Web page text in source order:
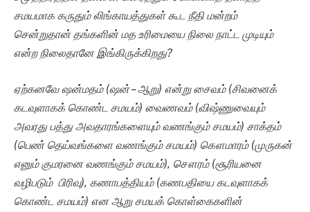
சமயமாக கருதும் லிங்காயத்துகள் கூட நீதி மன்றம்
சென்றுதான் தங்களின் மத உரிமையை நிலை நாட்ட முடியும்
என்ற நிலைதானே இங்கிருக்கிறது?
ஏற்கனவே ஷன்மதம் (ஷன் – ஆறு) என்று சைவம் (சிவனைக்
கடவுளாகக் கொண்ட சமயம்) வைணவம் (விஷ்ணுவையும்
அவரது பத்து அவதாரங்களையும் வணங்கும் சமயம்) சாக்தம்
(பெண் தெய்வங்களை வணங்கும் சமயம்) கௌமாரம் (முருகன்
எனும் குமரனை வணங்கும் சமயம்), சௌரம் (சூரியனை
வழிபடும் பிரிவு), கணாபத்தியம் (கணபதியை கடவுளாகக்
கொண்ட சமயம்) என ஆறு சமயக் கொள்கைகளின்